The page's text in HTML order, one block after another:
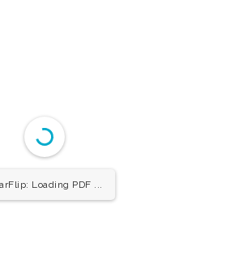
Loading PDF ...